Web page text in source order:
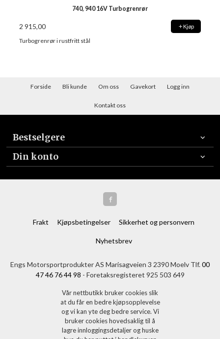
740, 940 16V Turbogrenrør
2 915,00 Kjøp
Turbogrenrør i rustfritt stål
Forside Bli kunde Om oss Gavekort Logg inn
Kontakt oss
Bestselgere
Din konto
Frakt Kjøpsbetingelser Sikkerhet og personvern
Nyhetsbrev
Engs Motorsportprodukter AS Marisagveien 3 2390 Moelv Tlf.00
47 46 76 44 98 - Foretaksregisteret 925 503 649
Vår nettbutikk bruker cookies slik
at du får en bedre kjøpsopplevelse
og vi kan yte deg bedre service. Vi
bruker cookies hovedsaklig til å
lagre innloggingsdetaljer og huske